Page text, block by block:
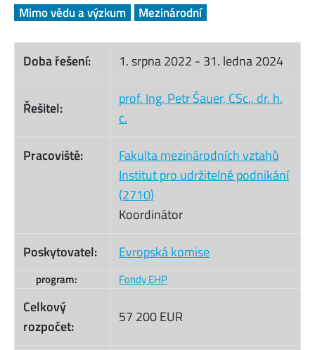
Mimo vědu a výzkum Mezinárodní
Doba řešení: 1. srpna 2022 - 31. ledna 2024
Řešitel:
prof. Ing. Petr Šauer, CSc., dr. h.
c.
Pracoviště:
Fakulta mezinárodních vztahů
Institut pro udržitelné podnikání
(2710)
Koordinátor
Poskytovatel:
Evropská komise
program: Fondy EHP
Celkový
rozpočet:
57 200 EUR